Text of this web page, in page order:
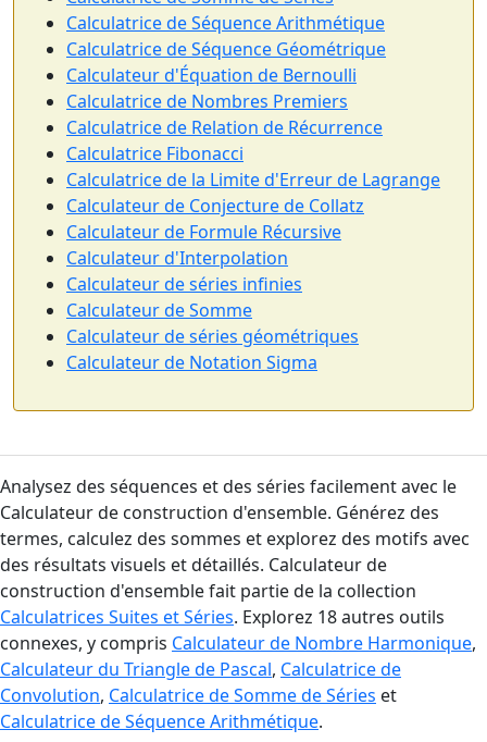
Calculatrice de Séquence Arithmétique
Calculatrice de Séquence Géométrique
Calculateur d'Équation de Bernoulli
Calculatrice de Nombres Premiers
Calculatrice de Relation de Récurrence
Calculatrice Fibonacci
Calculatrice de la Limite d'Erreur de Lagrange
Calculateur de Conjecture de Collatz
Calculateur de Formule Récursive
Calculateur d'Interpolation
Calculateur de séries infinies
Calculateur de Somme
Calculateur de séries géométriques
Calculateur de Notation Sigma
Analysez des séquences et des séries facilement avec le
Calculateur de construction d'ensemble. Générez des
termes, calculez des sommes et explorez des motifs avec
des résultats visuels et détaillés. Calculateur de
construction d'ensemble fait partie de la collection
Calculatrices Suites et Séries. Explorez 18 autres outils
connexes, y compris Calculateur de Nombre Harmonique,
Calculateur du Triangle de Pascal, Calculatrice de
Convolution, Calculatrice de Somme de Séries et
Calculatrice de Séquence Arithmétique.